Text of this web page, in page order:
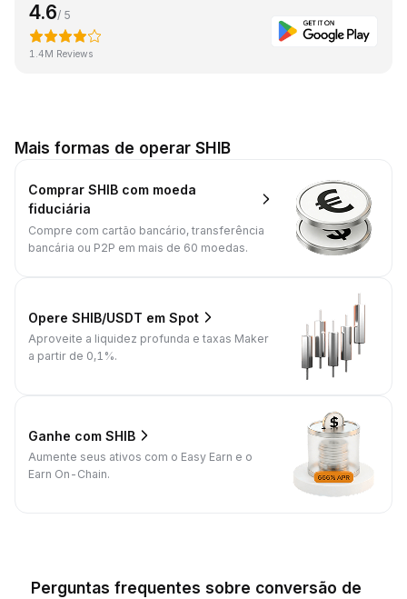
4.6/ 5
1.4M Reviews
Mais formas de operar SHIB
Comprar SHIB com moeda
fiduciária
Compre com cartão bancário, transferência
bancária ou P2P em mais de 60 moedas.
Opere SHIB/USDT em Spot
Aproveite a liquidez profunda e taxas Maker
a partir de 0,1%.
Ganhe com SHIB
Aumente seus ativos com o Easy Earn e o
Earn On-Chain.
Perguntas frequentes sobre conversão de